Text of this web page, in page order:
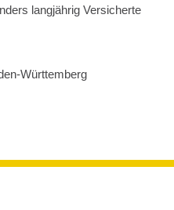
langjährig Versicherte
Württemberg